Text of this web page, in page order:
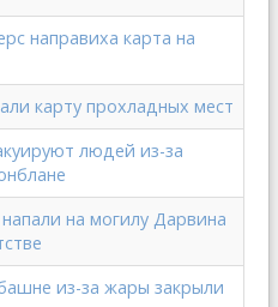
направиха карта на
карту прохладных мест
людей из-за
на могилу Дарвина
из-за жары закрыли